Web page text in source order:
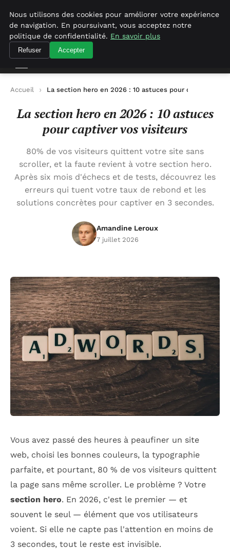
Geekgumbo
Accueil La section hero en 2026 : 10 astuces pour captiver vos
La section hero en 2026 : 10 astuces
pour captiver vos visiteurs
80% de vos visiteurs quittent votre site sans
scroller, et la faute revient à votre section hero.
Après six mois d'échecs et de tests, découvrez les
erreurs qui tuent votre taux de rebond et les
solutions concrètes pour captiver en 3 secondes.
Amandine Leroux
7 juillet 2026
Vous avez passé des heures à peaufiner un site
web, choisi les bonnes couleurs, la typographie
parfaite, et pourtant, 80 % de vos visiteurs quittent
la page sans même scroller. Le problème ? Votre
section hero. En 2026, c'est le premier — et
souvent le seul — élément que vos utilisateurs
voient. Si elle ne capte pas l'attention en moins de
3 secondes, tout le reste est invisible.
Nous utilisons des cookies pour améliorer votre expérience
de navigation. En poursuivant, vous acceptez notre
politique de confidentialité. En savoir plus
Refuser Accepter